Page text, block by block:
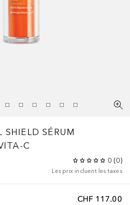
SHIELD SÉRUM
C
0 (0)
Les prix incluent les taxes
CHF 117.00